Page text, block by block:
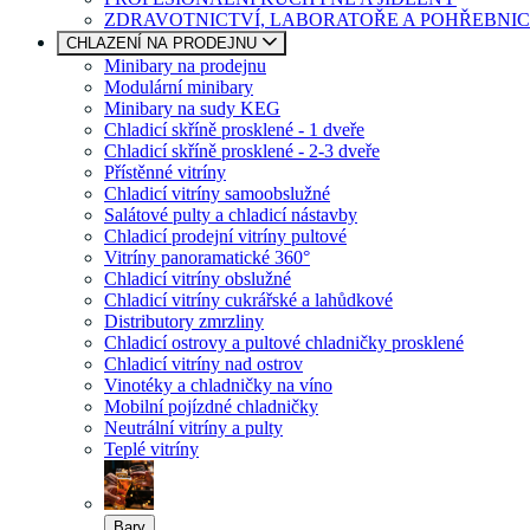
ZDRAVOTNICTVÍ, LABORATOŘE A
CHLAZENÍ NA PRODEJNU
Minibary na prodejnu
Modulární minibary
Minibary na sudy KEG
Chladicí skříně prosklené - 1 dveře
Chladicí skříně prosklené - 2-3 dveře
Přístěnné vitríny
Chladicí vitríny samoobslužné
Salátové pulty a chladicí nástavby
Chladicí prodejní vitríny pultové
Vitríny panoramatické 360°
Chladicí vitríny obslužné
Chladicí vitríny cukrářské a lahůdkové
Distributory zmrzliny
Chladicí ostrovy a pultové chladničky prosklené
Chladicí vitríny nad ostrov
Vinotéky a chladničky na víno
Mobilní pojízdné chladničky
Neutrální vitríny a pulty
Teplé vitríny